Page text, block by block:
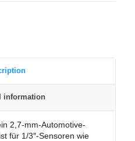
information
2,7-mm-Automotive-
für 1/3″-Sensoren wie